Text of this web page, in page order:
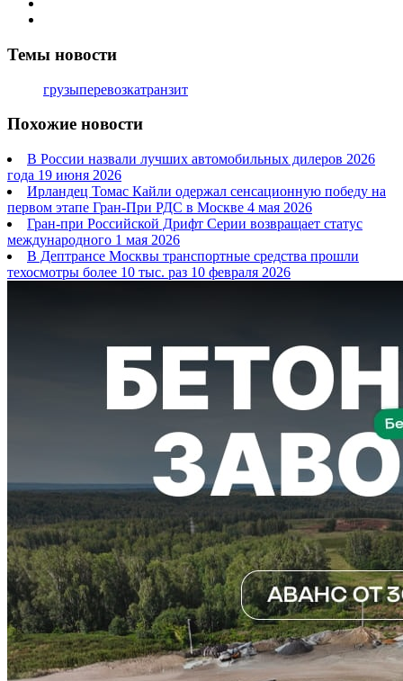
Темы новости
грузыперевозкатранзит
Похожие новости
В России назвали лучших автомобильных дилеров 2026
года 19 июня 2026
Ирландец Томас Кайли одержал сенсационную победу на
первом этапе Гран-При РДС в Москве 4 мая 2026
Гран-при Российской Дрифт Серии возвращает статус
международного 1 мая 2026
В Дептрансе Москвы транспортные средства прошли
техосмотры более 10 тыс. раз 10 февраля 2026